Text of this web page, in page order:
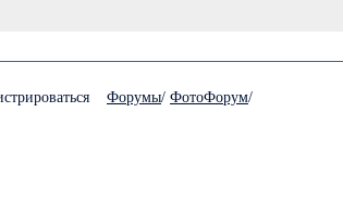
Форумы/ ФотоФорум/